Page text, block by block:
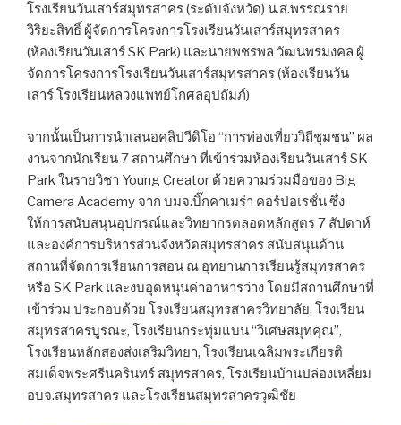
โรงเรียนวันเสาร์สมุทรสาคร (ระดับจังหวัด) น.ส.พรรณราย
วิริยะสิทธิ์ ผู้จัดการโครงการโรงเรียนวันเสาร์สมุทรสาคร
(ห้องเรียนวันเสาร์ SK Park) และนายพชรพล วัฒนพรมงคล ผู้
จัดการโครงการโรงเรียนวันเสาร์สมุทรสาคร (ห้องเรียนวัน
เสาร์ โรงเรียนหลวงแพทย์โกศลอุปถัมภ์)
จากนั้นเป็นการนำเสนอคลิปวีดิโอ “การท่องเที่ยววิถีชุมชน” ผล
งานจากนักเรียน 7 สถานศึกษา ที่เข้าร่วมห้องเรียนวันเสาร์ SK
Park ในรายวิชา Young Creator ด้วยความร่วมมือของ Big
Camera Academy จาก บมจ.บิ๊ก​ คาเมร่า คอร์ปอเรชั่น ซึ่ง
ให้การสนับสนุนอุปกรณ์และวิทยากรตลอดหลักสูตร 7 สัปดาห์
และองค์การบริหารส่วนจังหวัดสมุทรสาคร สนับสนุนด้าน
สถานที่จัดการเรียนการสอน ณ อุทยานการเรียนรู้สมุทรสาคร
หรือ SK Park และงบอุดหนุนค่าอาหารว่าง โดยมีสถานศึกษาที่
เข้าร่วม ประกอบด้วย โรงเรียนสมุทรสาครวิทยาลัย, โรงเรียน
สมุทรสาครบูรณะ, โรงเรียนกระทุ่มแบน “วิเศษสมุทคุณ”,
โรงเรียนหลักสองส่งเสริมวิทยา, โรงเรียนเฉลิมพระเกียรติ
สมเด็จพระศรีนครินทร์ สมุทรสาคร, โรงเรียนบ้านปล่องเหลี่ยม
อบจ.สมุทรสาคร และโรงเรียนสมุทรสาครวุฒิชัย